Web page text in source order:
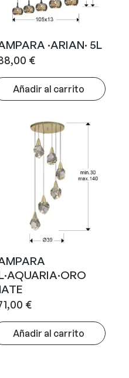
·ARIAN· 5L
€
Añadir al carrito
€
Añadir al carrito